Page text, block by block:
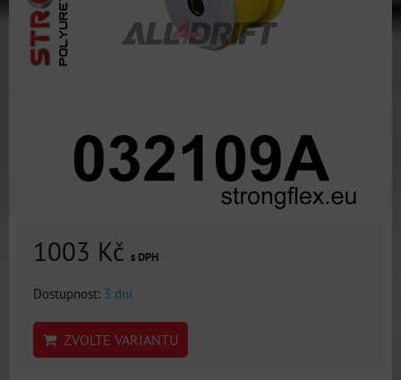
1003 Kč s DPH
Dostupnost: 3 dni
ZVOLTE VARIANTU